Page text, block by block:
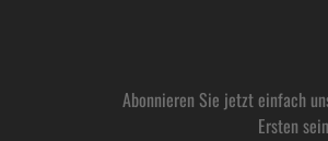
Abonnieren Sie jetzt einfach
Ersten